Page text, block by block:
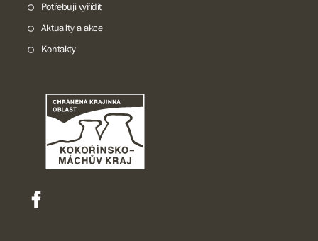
Potřebuji vyřídit
Aktuality a akce
Kontakty